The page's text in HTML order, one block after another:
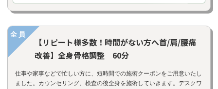
全員
【リピート様多数！時間がない方へ首/肩/腰痛
改善】全身骨格調整 60分
仕事や家事などで忙しい方に、短時間での施術クーポンをご用意いたし
ました。カウンセリング、検査の後全身を施術していきます。デスクワ